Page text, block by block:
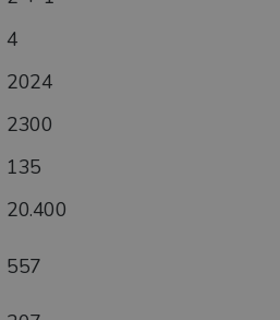
4
2024
2300
135
20.400
557